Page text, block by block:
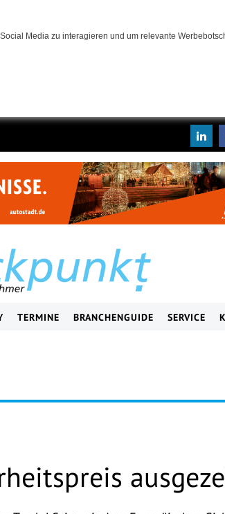
Media zu interagieren und um relevante
TERMINE BRANCHENGUIDE SERVICE